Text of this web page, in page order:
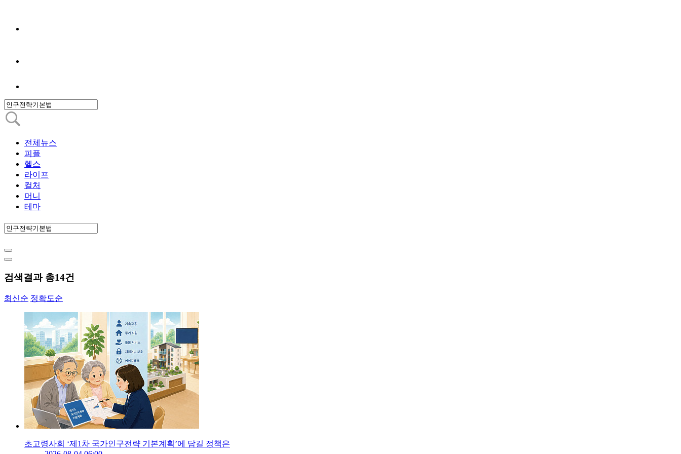
전체뉴스
피플
헬스
라이프
컬처
머니
테마
검색결과 총14건
최신순 정확도순
초고령사회 ‘제1차 국가인구전략 기본계획’에 담길 정책은